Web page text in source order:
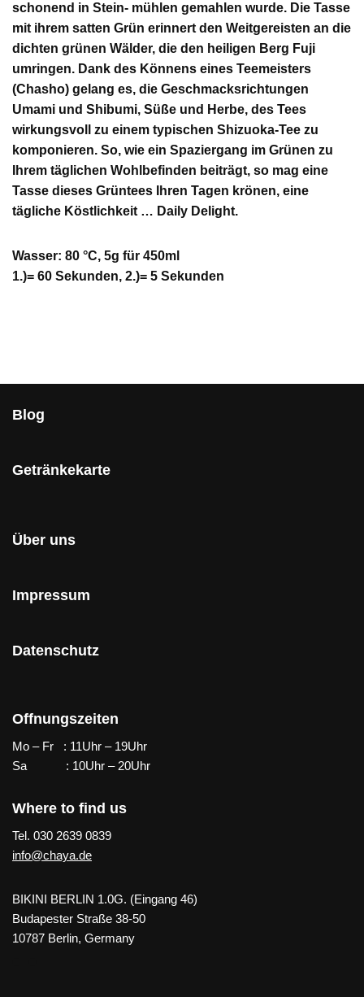
schonend in Stein- mühlen gemahlen wurde. Die Tasse
mit ihrem satten Grün erinnert den Weitgereisten an die
dichten grünen Wälder, die den heiligen Berg Fuji
umringen. Dank des Könnens eines Teemeisters
(Chasho) gelang es, die Geschmacksrichtungen
Umami und Shibumi, Süße und Herbe, des Tees
wirkungsvoll zu einem typischen Shizuoka-Tee zu
komponieren. So, wie ein Spaziergang im Grünen zu
Ihrem täglichen Wohlbefinden beiträgt, so mag eine
Tasse dieses Grüntees Ihren Tagen krönen, eine
tägliche Köstlichkeit … Daily Delight.
Wasser: 80 °C, 5g für 450ml
1.)= 60 Sekunden, 2.)= 5 Sekunden
Blog
Getränkekarte
Über uns
Impressum
Datenschutz
Offnungszeiten
Mo – Fr : 11Uhr – 19Uhr
Sa : 10Uhr – 20Uhr
Where to find us
Tel. 030 2639 0839
info@chaya.de
BIKINI BERLIN 1.0G. (Eingang 46)
Budapester Straße 38-50
10787 Berlin, Germany